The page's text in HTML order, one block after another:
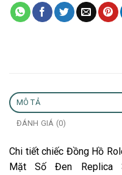
MÔ TẢ
ĐÁNH GIÁ (0)
Chi tiết chiếc Đồng Hồ
Mặt Số Đen Replica